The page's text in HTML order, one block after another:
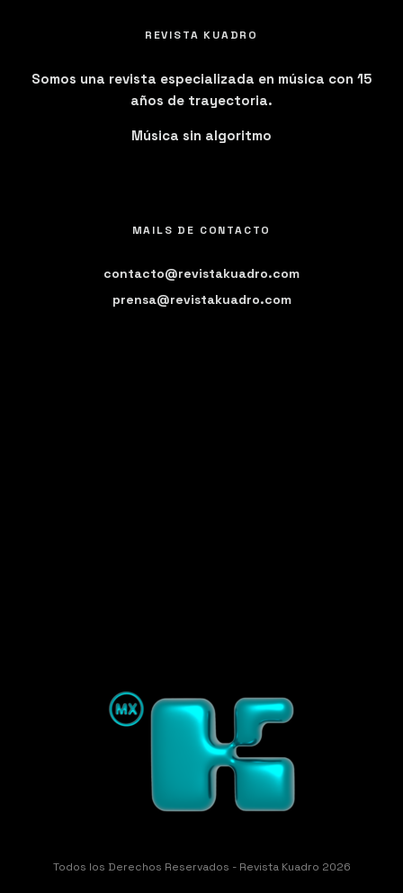
REVISTA KUADRO
Somos una revista especializada en música con 15
años de trayectoria.
Música sin algoritmo
MAILS DE CONTACTO
contacto@revistakuadro.com
prensa@revistakuadro.com
Todos los Derechos Reservados - Revista Kuadro 2026